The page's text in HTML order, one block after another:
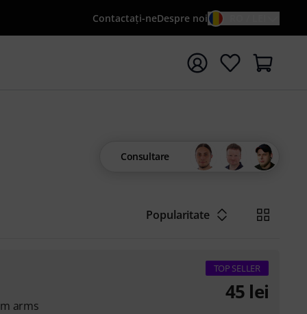
Contactaţi-neDespre noi
căutarea cu termenul de căutare {searchTerm}
Consultare
Popularitate
arms
TOP SELLER
45 lei